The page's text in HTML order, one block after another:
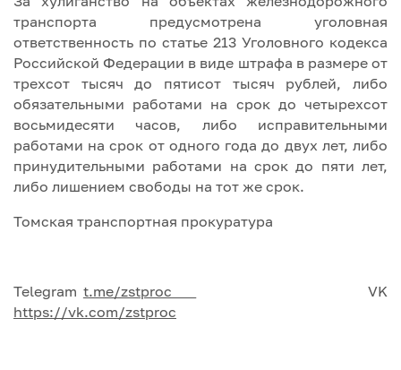
транспорта предусмотрена уголовная
ответственность по статье 213 Уголовного кодекса
Российской Федерации в виде штрафа в размере от
трехсот тысяч до пятисот тысяч рублей, либо
обязательными работами на срок до четырехсот
восьмидесяти часов, либо исправительными
работами на срок от одного года до двух лет, либо
принудительными работами на срок до пяти лет,
либо лишением свободы на тот же срок.
Томская транспортная прокуратура
Telegram t.me/zstproc
VK
https://vk.com/zstproc